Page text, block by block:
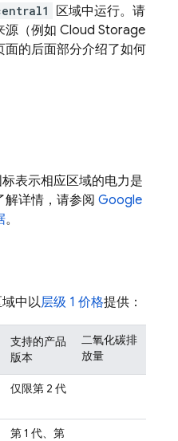
区域中运行。请
源（例如 Cloud Storage
的后面部分介绍了如何
标表示相应区域的电力是
解详情，请参阅 Google
。
中以层级 1 价格提供：
支持的产品
版本
二氧化碳排
放量
仅限第 2 代
第 1 代、第